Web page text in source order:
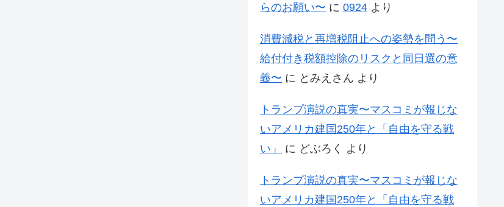
らのお願い〜 に 0924 より
消費減税と再増税阻止への姿勢を問う〜
給付付き税額控除のリスクと同日選の意
義〜 に とみえさん より
トランプ演説の真実〜マスコミが報じな
いアメリカ建国250年と「自由を守る戦
い」
に どぶろく より
トランプ演説の真実〜マスコミが報じな
いアメリカ建国250年と「自由を守る戦